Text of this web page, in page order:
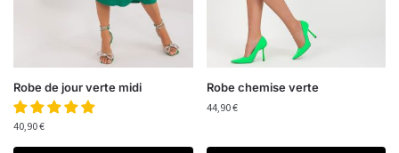
Robe de jour verte midi
40,90€
Robe chemise verte
44,90€